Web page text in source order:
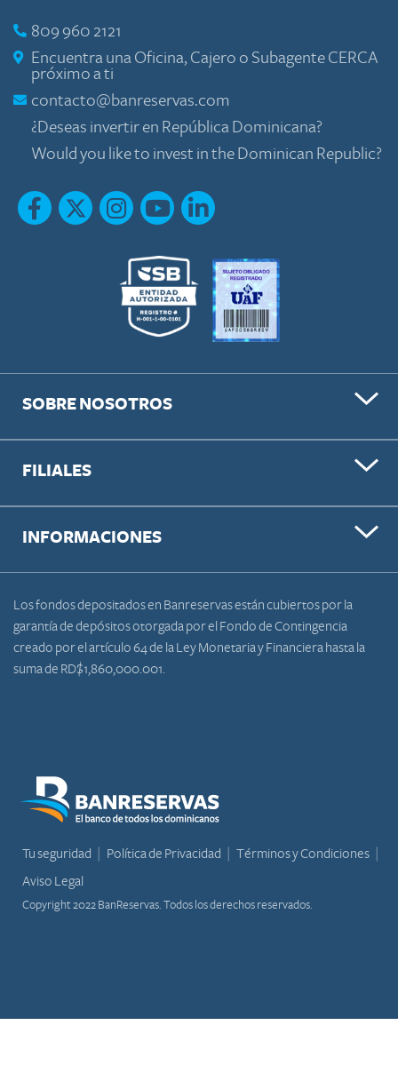
809 960 2121
Encuentra una Oficina, Cajero o Subagente CERCA
próximo a ti
contacto@banreservas.com
¿Deseas invertir en República Dominicana?
Would you like to invest in the Dominican Republic?
SOBRE NOSOTROS
FILIALES
INFORMACIONES
Los fondos depositados en Banreservas están cubiertos por la
garantía de depósitos otorgada por el Fondo de Contingencia
creado por el artículo 64 de la Ley Monetaria y Financiera hasta la
suma de RD$1,860,000.001.
Tu seguridad Política de Privacidad
Términos y Condiciones
Aviso Legal
Copyright 2022 BanReservas. Todos los derechos reservados.